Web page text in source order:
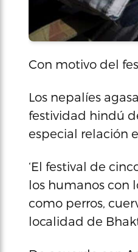
Con motivo del
Los nepalíes
festividad hindú
especial relación
‘El festival de
los humanos con
como perros,
localidad de